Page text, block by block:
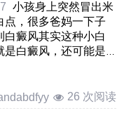
小孩身上突然冒出米
点，很多爸妈一下子
白癜风其实这种小白
是白癜风，还可能是
26 次阅读